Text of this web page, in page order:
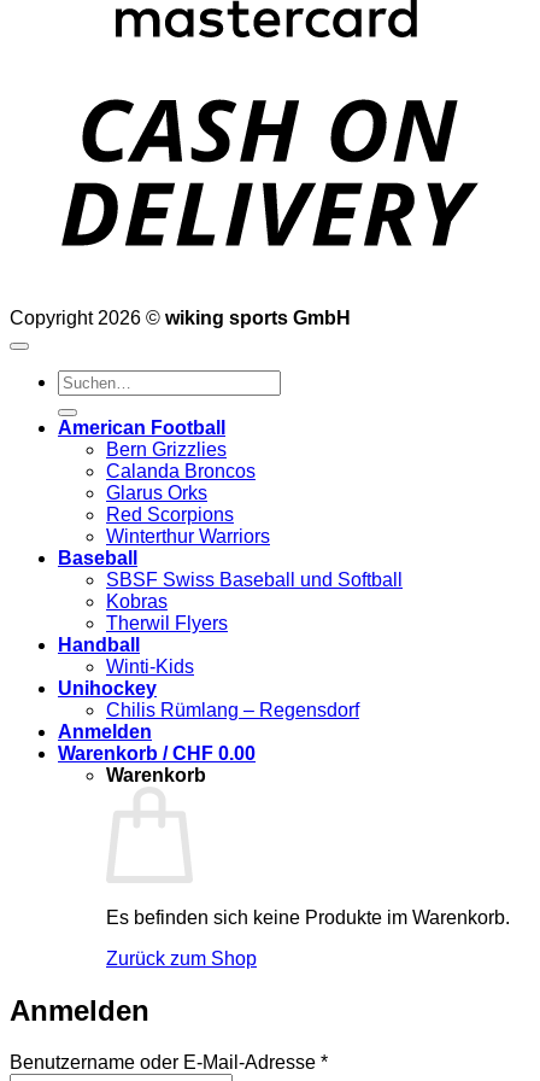
Copyright 2026 © wiking sports GmbH
Suchen
nach:
American Football
Bern Grizzlies
Calanda Broncos
Glarus Orks
Red Scorpions
Winterthur Warriors
Baseball
SBSF Swiss Baseball und Softball
Kobras
Therwil Flyers
Handball
Winti-Kids
Unihockey
Chilis Rümlang – Regensdorf
Anmelden
Warenkorb /CHF 0.00
Warenkorb
Es befinden sich keine Produkte im Warenkorb.
Zurück zum Shop
Anmelden
Benutzername oder E-Mail-Adresse *Erforderlich